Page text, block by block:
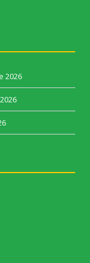
2026